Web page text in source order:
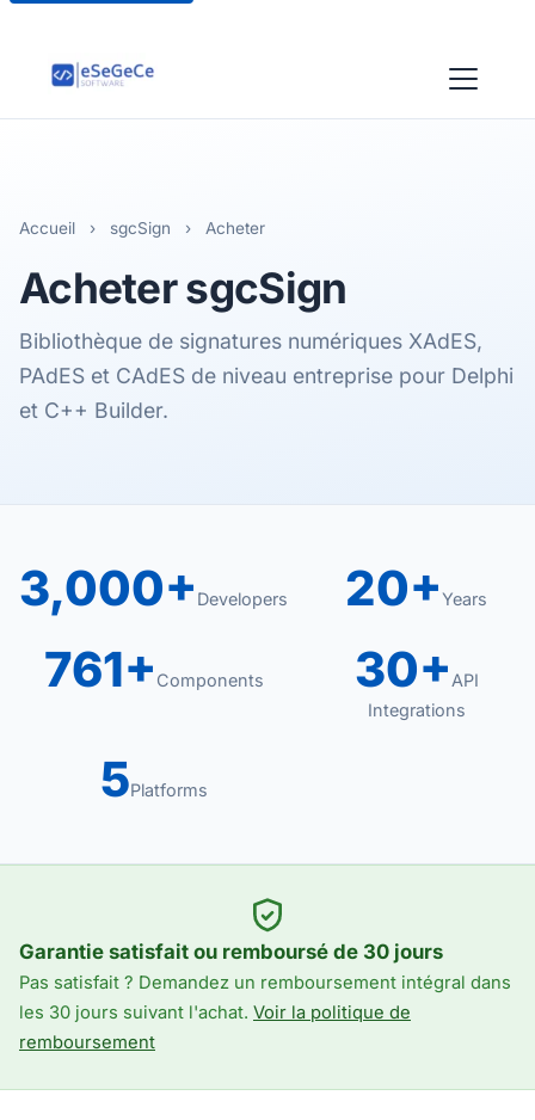
Accueil › sgcSign › Acheter
AchetersgcSign
Bibliothèque de signatures numériques XAdES,
PAdES et CAdES de niveau entreprise pour Delphi
et C++ Builder.
3,000+ Developers 20+Years
761+ Components 30+ API
Integrations
5Platforms
Garantie satisfait ou remboursé de 30 jours
Pas satisfait ? Demandez un remboursement intégral dans
les 30 jours suivant l'achat. Voir la politique de
remboursement